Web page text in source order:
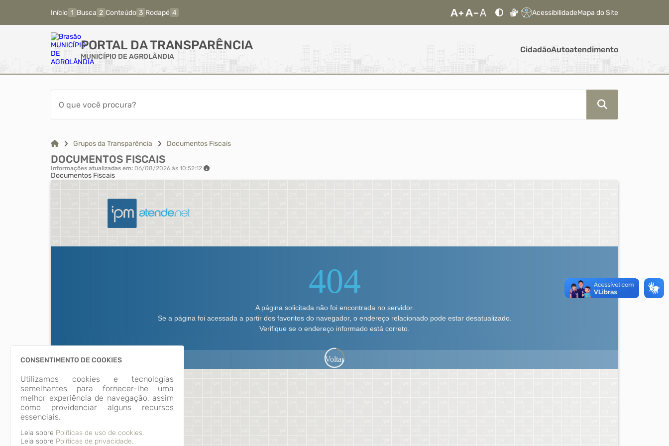
Início Busca Conteúdo Rodapé AcessibilidadeMapa do Site
PORTAL DA TRANSPARÊNCIA
MUNICÍPIO DE AGROLÂNDIA
CidadãoAutoatendimento
Grupos da Transparência Documentos Fiscais
DOCUMENTOS FISCAIS
Informações atualizadas em: 06/08/2026 às 10:52:12
Documentos Fiscais
CONSENTIMENTO DE COOKIES
Utilizamos cookies e tecnologias
semelhantes para fornecer-lhe uma
melhor experiência de navegação, assim
como providenciar alguns recursos
essenciais.
Leia sobre Políticas de uso de cookies.
Leia sobre Políticas de privacidade.